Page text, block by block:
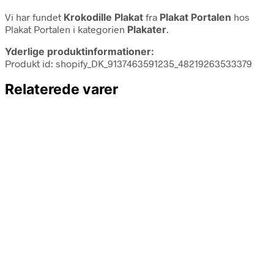
Vi har fundet Krokodille Plakat fra Plakat Portalen hos
Plakat Portalen i kategorien Plakater.
Yderlige produktinformationer:
Produkt id: shopify_DK_9137463591235_48219263533379
Relaterede varer